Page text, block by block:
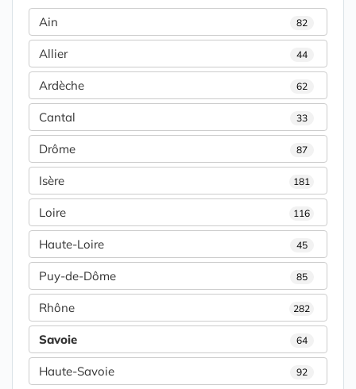
Ain 82
Allier 44
Ardèche 62
Cantal 33
Drôme 87
Isère 181
Loire 116
Haute-Loire 45
Puy-de-Dôme 85
Rhône 282
Savoie 64
Haute-Savoie 92